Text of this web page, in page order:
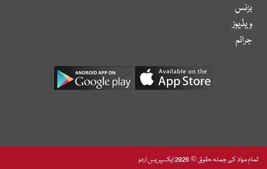
بزنس
ویڈیوز
جرائم
تمام مواد کے جملہ حقوق © 2026 ایکسپریس اردو